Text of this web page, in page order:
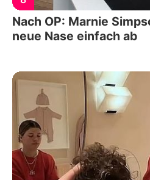
Nach OP: Marnie
neue Nase einfach ab